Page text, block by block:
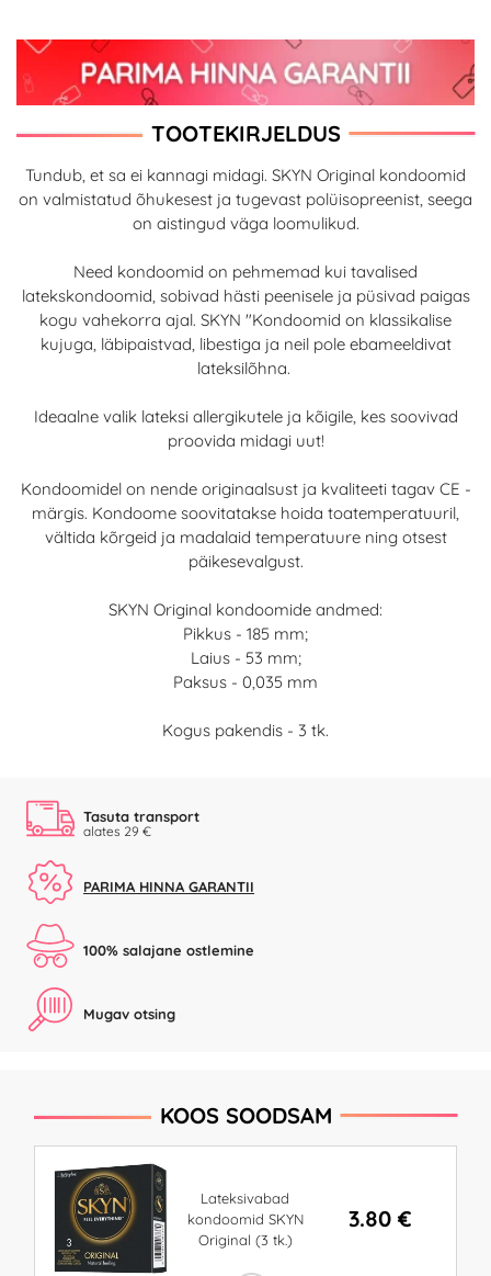
TOOTEKIRJELDUS
Tundub, et sa ei kannagi midagi. SKYN Original kondoomid
on valmistatud õhukesest ja tugevast polüisopreenist, seega
on aistingud väga loomulikud.
Need kondoomid on pehmemad kui tavalised
latekskondoomid, sobivad hästi peenisele ja püsivad paigas
kogu vahekorra ajal. SKYN "Kondoomid on klassikalise
kujuga, läbipaistvad, libestiga ja neil pole ebameeldivat
lateksilõhna.
Ideaalne valik lateksi allergikutele ja kõigile, kes soovivad
proovida midagi uut!
Kondoomidel on nende originaalsust ja kvaliteeti tagav CE -
märgis. Kondoome soovitatakse hoida toatemperatuuril,
vältida kõrgeid ja madalaid temperatuure ning otsest
päikesevalgust.
SKYN Original kondoomide andmed:
Pikkus - 185 mm;
Laius - 53 mm;
Paksus - 0,035 mm
Kogus pakendis - 3 tk.
Tasuta transport
alates 29 €
PARIMA HINNA GARANTII
100% salajane ostlemine
Mugav otsing
KOOS SOODSAM
Lateksivabad
kondoomid SKYN
Original (3 tk.)
3.80 €